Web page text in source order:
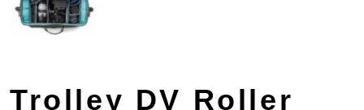
Trolley DV Roller